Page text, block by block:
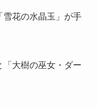
雪花の水晶玉」が手
「大樹の巫女・ダー